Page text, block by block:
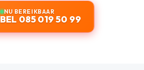
NU BEREIKBAAR
BEL 085 019 50 99